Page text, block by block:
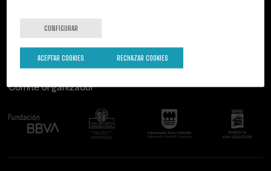
Comité organizador
CONFIGURAR
RECHAZAR COOKIES
ACEPTAR COOKIES